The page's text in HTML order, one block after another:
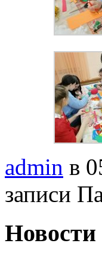
admin в
записи
Новости